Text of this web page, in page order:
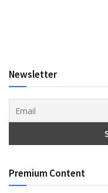
Newsletter
Premium Content